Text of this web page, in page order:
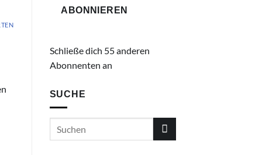
ABONNIEREN
Schließe dich 55 anderen
Abonnenten an
SUCHE